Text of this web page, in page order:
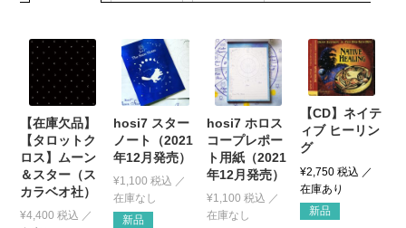
希少品
書籍
カード関連グッズ
【在庫欠品】
【タロットク
ロス】ムーン
＆スター（ス
カラベオ社）
¥4,400 税込
hosi7 スター
ノート（2021
年12月発売）
¥1,100 税込
新品
hosi7 ホロス
コープレポー
ト用紙（2021
年12月発売）
¥1,100 税込
【CD】ネイテ
ィブ ヒーリン
グ
¥2,750税込
新品